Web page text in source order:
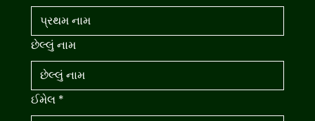
છેલ્લું નામ
ઈમેલ *